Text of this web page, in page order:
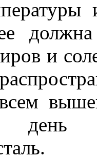
и
всем
день